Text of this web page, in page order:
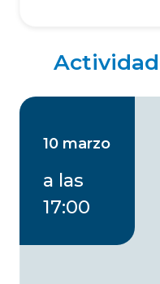
10 marzo
a las
17:00